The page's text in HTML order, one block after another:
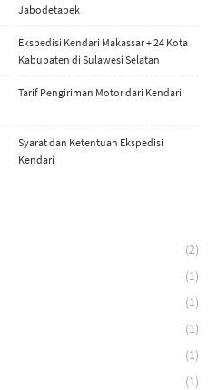
Jabodetabek
Ekspedisi Kendari Makassar + 24 Kota
Kabupaten di Sulawesi Selatan
Tarif Pengiriman Motor dari Kendari
Syarat dan Ketentuan Ekspedisi
Kendari
(2)
(1)
(1)
(1)
(1)
(1)